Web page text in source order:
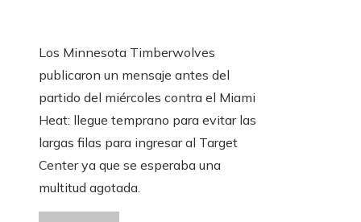
Los Minnesota Timberwolves
publicaron un mensaje antes del
partido del miércoles contra el Miami
Heat: llegue temprano para evitar las
largas filas para ingresar al Target
Center ya que se esperaba una
multitud agotada.